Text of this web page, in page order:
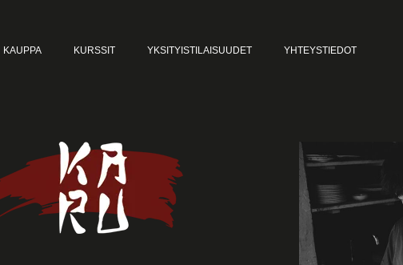
KAUPPA KURSSIT YKSITYISTILAISUUDET YHTEYSTIEDOT